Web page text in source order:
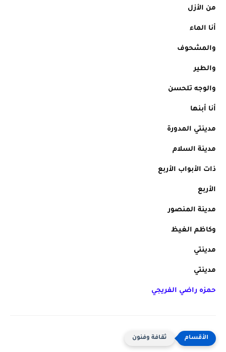
من الأزل
أنا الماء
والمشحوف
والطير
والوجه تلحسن
أنا أبنها
مدينتي المدورة
مدينة السلام
ذات الأبواب الأربع
الأربع
مدينة المنصور
وكاظم الغيظ
مدينتي
مدينتي
حمزه راضي الفريجي
ثقافة وفنون